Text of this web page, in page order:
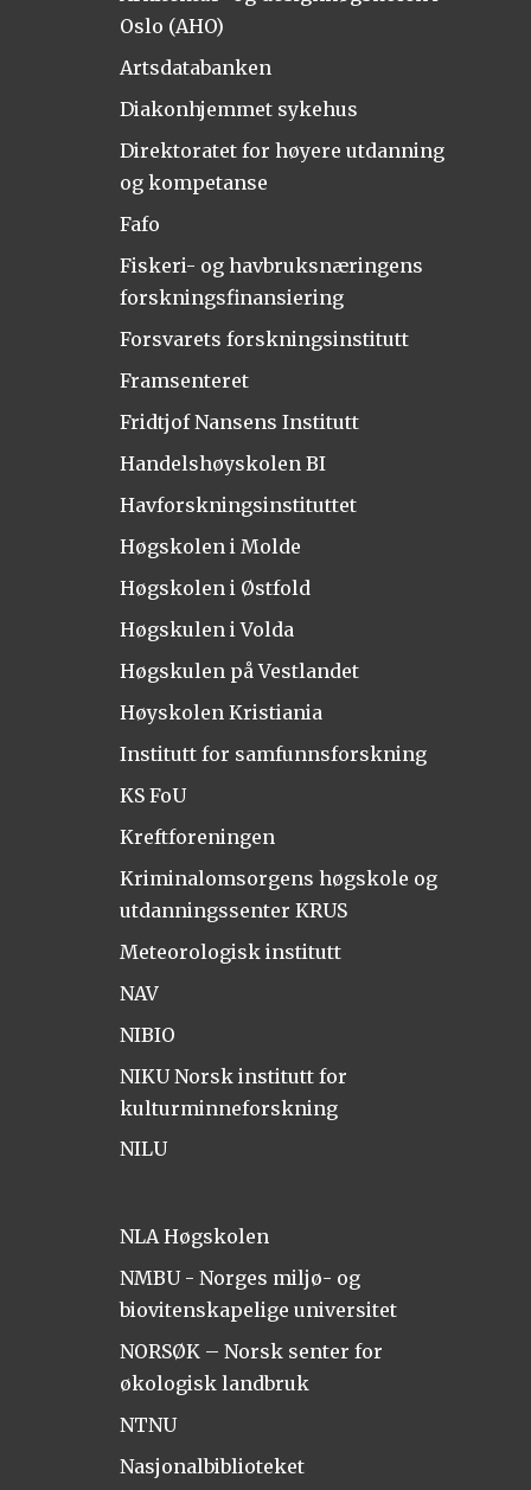
Oslo (AHO)
Artsdatabanken
Diakonhjemmet sykehus
Direktoratet for høyere utdanning
og kompetanse
Fafo
Fiskeri- og havbruksnæringens
forskningsfinansiering
Forsvarets forskningsinstitutt
Framsenteret
Fridtjof Nansens Institutt
Handelshøyskolen BI
Havforskningsinstituttet
Høgskolen i Molde
Høgskolen i Østfold
Høgskulen i Volda
Høgskulen på Vestlandet
Høyskolen Kristiania
Institutt for samfunnsforskning
KS FoU
Kreftforeningen
Kriminalomsorgens høgskole og
utdanningssenter KRUS
Meteorologisk institutt
NAV
NIBIO
NIKU Norsk institutt for
kulturminneforskning
NILU
NLA Høgskolen
NMBU - Norges miljø- og
biovitenskapelige universitet
NORSØK – Norsk senter for
økologisk landbruk
NTNU
Nasjonalbiblioteket